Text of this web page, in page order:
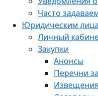
Часто
Юридическим
Личный
Закупки
Анонсы
Перечни
Извещения